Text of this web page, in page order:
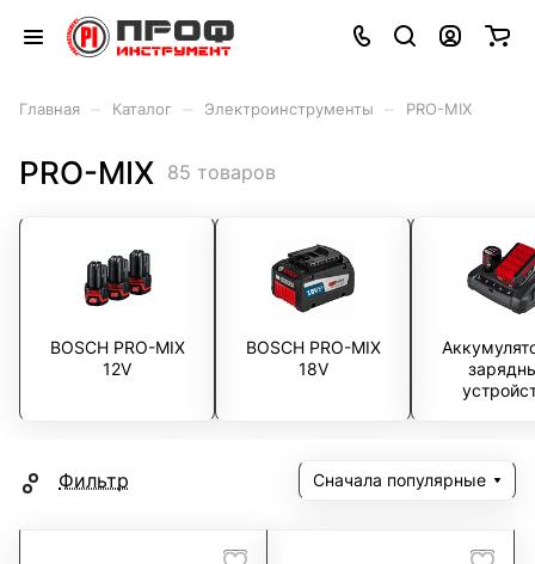
Главная Каталог Электроинструменты PRO-MIX
PRO-MIX 85 товаров
BOSCH PRO-MIX
12V
BOSCH PRO-MIX
18V
Фильтр Сначала популярные